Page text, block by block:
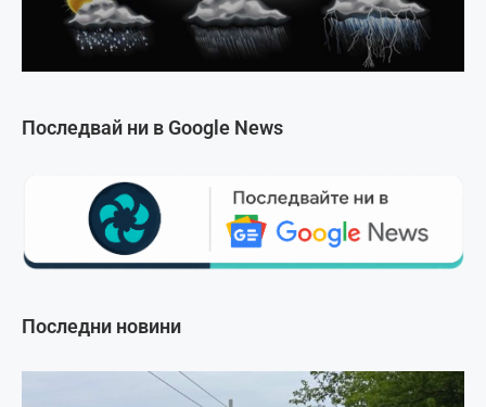
Последвай ни в Google News
Последни новини